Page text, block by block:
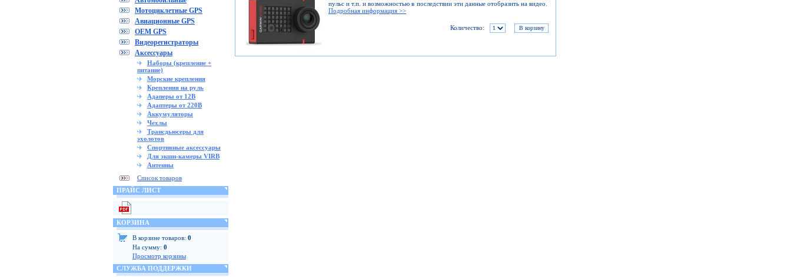
Мотоциклетные GPS
Авиационные GPS
OEM GPS
Видеорегистраторы
Аксессуары
Наборы (крепление +
питание)
Морские крепления
Крепления на руль
Адаперы от 12В
Адаптеры от 220В
Аккумуляторы
Чехлы
Трансдьюсеры для
эхолотов
Спортивные аксессуары
Для экшн-камеры VIRB
Антенны
Список товаров
ПРАЙС ЛИСТ
КОРЗИНА
В корзине товаров: 0
На сумму: 0
Просмотр корзины
СЛУЖБА ПОДДЕРЖКИ
пульс и т.п. и возможностью в последствии эти данные отобразить на видео.
Подробная информация >>
Количество: